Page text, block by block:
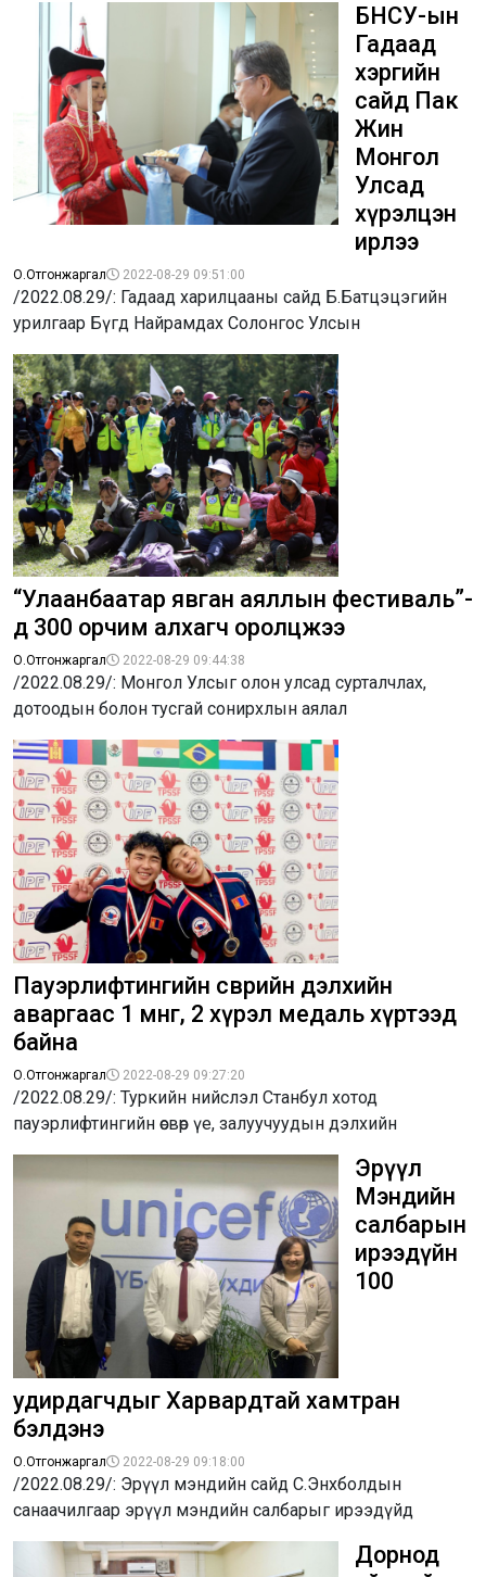
БНСУ-ын
Гадаад
хэргийн
сайд Пак
Жин
Монгол
Улсад
хүрэлцэн
ирлээ
О.Отгонжаргал 2022-08-29 09:51:00
/2022.08.29/: Гадаад харилцааны сайд Б.Батцэцэгийн
урилгаар Бүгд Найрамдах Солонгос Улсын
“Улаанбаатар явган аяллын фестиваль”-
д 300 орчим алхагч оролцжээ
О.Отгонжаргал 2022-08-29 09:44:38
/2022.08.29/: Монгол Улсыг олон улсад сурталчлах,
дотоодын болон тусгай сонирхлын аялал
Пауэрлифтингийн өсвөрийн дэлхийн
аваргаас 1 мөнгө, 2 хүрэл медаль хүртээд
байна
О.Отгонжаргал 2022-08-29 09:27:20
/2022.08.29/: Туркийн нийслэл Станбул хотод
пауэрлифтингийн өсвөр үе, залуучуудын дэлхийн
Эрүүл
Мэндийн
салбарын
ирээдүйн
100
удирдагчдыг Харвардтай хамтран
бэлдэнэ
О.Отгонжаргал 2022-08-29 09:18:00
/2022.08.29/: Эрүүл мэндийн сайд С.Энхболдын
санаачилгаар эрүүл мэндийн салбарыг ирээдүйд
Дорнод